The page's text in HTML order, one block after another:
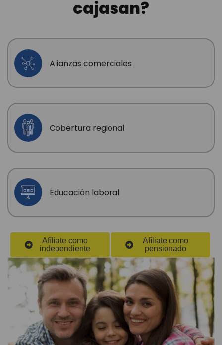
cajasan?
Alianzas comerciales
Cobertura regional
Educación laboral
Afíliate como
independiente
Afíliate como
pensionado